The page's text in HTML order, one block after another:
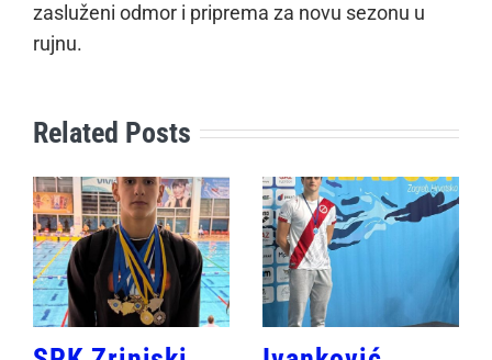
zasluženi odmor i priprema za novu sezonu u
rujnu.
Related Posts